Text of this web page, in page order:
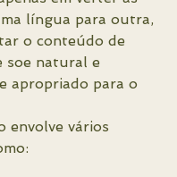
língua para outra,
o conteúdo de
soe natural e
apropriado para o
envolve vários